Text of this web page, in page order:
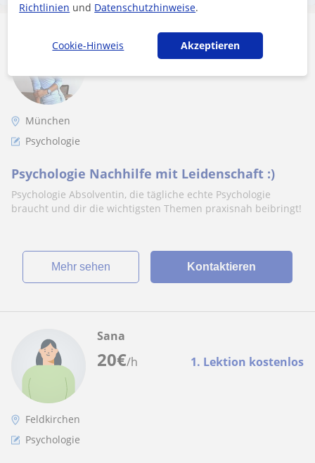
1. Lektion kostenlos
München
Psychologie
Psychologie Nachhilfe mit Leidenschaft :)
Psychologie Absolventin, die tägliche echte Psychologie
braucht und dir die wichtigsten Themen praxisnah beibringt!
Mehr sehen Kontaktieren
20€/h 1. Lektion kostenlos
Sana
Feldkirchen
Psychologie
Richtlinien und Datenschutzhinweise.
Cookie-Hinweis Akzeptieren